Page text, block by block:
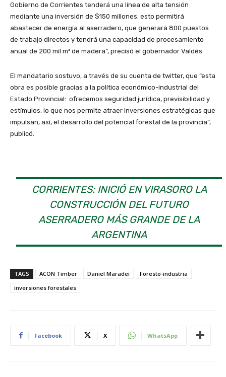
Gobierno de Corrientes tenderá una línea de alta tensión
mediante una inversión de $150 millones: esto permitirá
abastecer de energía al aserradero, que generará 800 puestos
de trabajo directos y tendrá una capacidad de procesamiento
anual de 200 mil m³ de madera”, precisó el gobernador Valdés.
El mandatario sostuvo, a través de su cuenta de twitter, que “esta
obra es posible gracias a la política económico-industrial del
Estado Provincial: ofrecemos seguridad jurídica, previsibilidad y
estímulos, lo que nos permite atraer inversiones estratégicas que
impulsan, así, el desarrollo del potencial forestal de la provincia”,
publicó.
CORRIENTES: INICIÓ EN VIRASORO LA
CONSTRUCCIÓN DEL FUTURO
ASERRADERO MÁS GRANDE DE LA
ARGENTINA
TAGS ACON Timber Daniel Maradei
Foresto-industria
inversiones forestales
Facebook X WhatsApp